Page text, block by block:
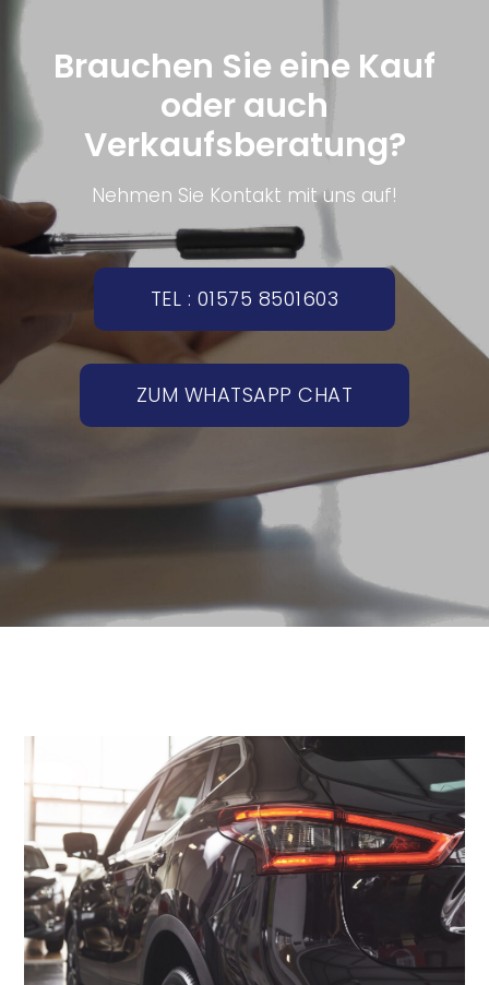
Brauchen Sie eine Kauf
oder auch
Verkaufsberatung?
Nehmen Sie Kontakt mit uns auf!
TEL : 01575 8501603
ZUM WHATSAPP CHAT